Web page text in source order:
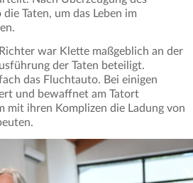
Taten, um das Leben im
war Klette maßgeblich an der
der Taten beteiligt.
das Fluchtauto. Bei einigen
und bewaffnet am Tatort
mit ihren Komplizen die Ladung von